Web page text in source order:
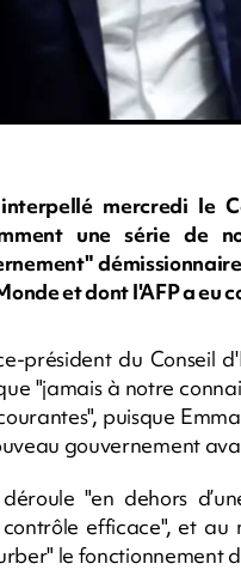
mercredi le
une série de
et dont l'AFP a eu
président du Conseil
"jamais à notre
puisque
gouvernement
"en dehors
efficace", et
le fonctionnement